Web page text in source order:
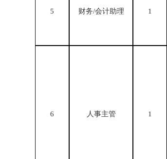
5 财务/会计助理 1
6 人事主管 1